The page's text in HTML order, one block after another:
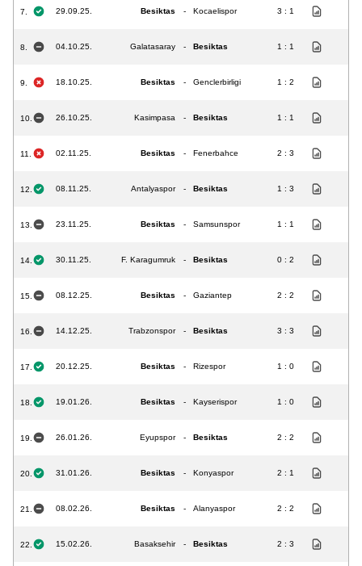
7. 29.09.25. Besiktas - Kocaelispor 3 : 1
8. 04.10.25. Galatasaray - Besiktas 1 : 1
9. 18.10.25. Besiktas - Genclerbirligi 1 : 2
10. 26.10.25. Kasimpasa - Besiktas 1 : 1
11. 02.11.25. Besiktas - Fenerbahce 2 : 3
12. 08.11.25. Antalyaspor - Besiktas 1 : 3
13. 23.11.25. Besiktas - Samsunspor 1 : 1
14. 30.11.25. F. Karagumruk - Besiktas 0 : 2
15. 08.12.25. Besiktas - Gaziantep 2 : 2
16. 14.12.25. Trabzonspor - Besiktas 3 : 3
17. 20.12.25. Besiktas - Rizespor 1 : 0
18. 19.01.26. Besiktas - Kayserispor 1 : 0
19. 26.01.26. Eyupspor - Besiktas 2 : 2
20. 31.01.26. Besiktas - Konyaspor 2 : 1
21. 08.02.26. Besiktas - Alanyaspor 2 : 2
22. 15.02.26. Basaksehir - Besiktas 2 : 3